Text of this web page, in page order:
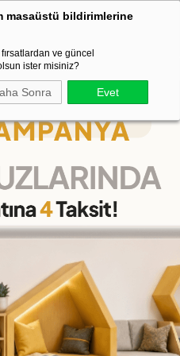
masaüstü bildirimlerine
ve güncel
ister misiniz?
Sonra Evet
% 100İADE
Tahterevalli
ÇANTALI DİŞ
(DKM416081)
%
22
İNDIRIM
₺549,00 (KDV Dahil)
(KDV